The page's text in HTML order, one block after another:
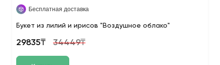
Бесплатная доставка
Букет из лилий и ирисов "Воздушное облако"
29835₸ 34449₸